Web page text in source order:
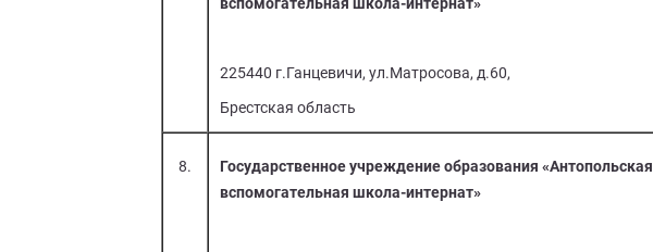
225440 г.Ганцевичи, ул.Матросова, д.60,
Брестская область
8.
Государственное учреждение образования «Антопольская
вспомогательная школа-интернат»